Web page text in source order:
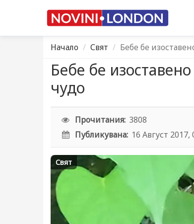
Начало Свят Бебе бе
Бебе бе
чудо
Прочитания: 3808
Публикувана: 16 Август 2017,
Свят